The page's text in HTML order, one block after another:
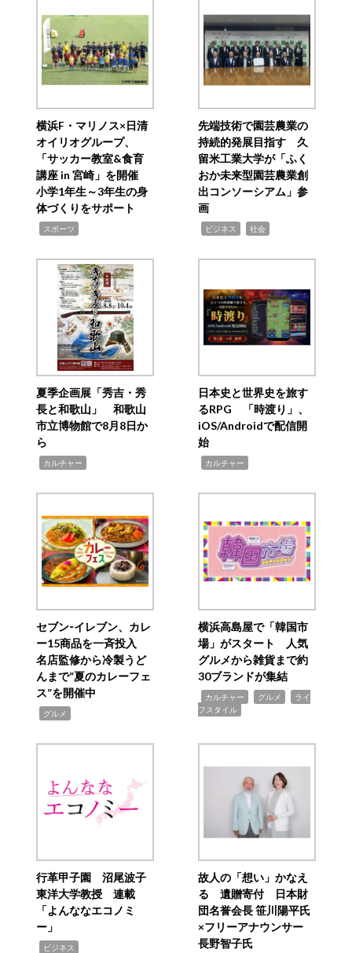
横浜F・マリノス×日清
オイリオグループ、
「サッカー教室&食育
講座 in 宮崎」を開催
小学1年生～3年生の身
体づくりをサポート
スポーツ
先端技術で園芸農業の
持続的発展目指す 久
留米工業大学が「ふく
おか未来型園芸農業創
出コンソーシアム」参
画
ビジネス 社会
夏季企画展「秀吉・秀
長と和歌山」 和歌山
市立博物館で8月8日か
ら
カルチャー
日本史と世界史を旅す
るRPG 「時渡り」、
iOS/Androidで配信開
始
カルチャー
セブン‐イレブン、カレ
ー15商品を一斉投入
名店監修から冷製うど
んまで“夏のカレーフェ
ス”を開催中
グルメ
横浜高島屋で「韓国市
場」がスタート 人気
グルメから雑貨まで約
30ブランドが集結
カルチャー グルメ
ライ
フスタイル
行革甲子園 沼尾波子
東洋大学教授 連載
「よんななエコノミ
ー」
ビジネス
故人の「想い」かなえ
る 遺贈寄付 日本財
団名誉会長 笹川陽平氏
×フリーアナウンサー
長野智子氏